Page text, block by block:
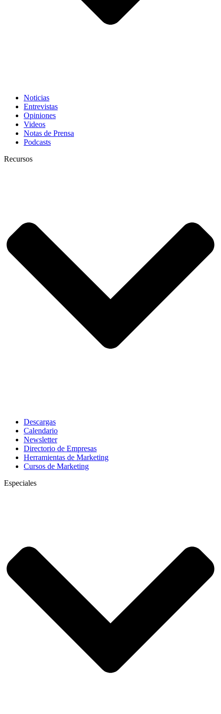
Noticias
Entrevistas
Opiniones
Videos
Notas de Prensa
Podcasts
Recursos
Descargas
Calendario
Newsletter
Directorio de Empresas
Herramientas de Marketing
Cursos de Marketing
Especiales